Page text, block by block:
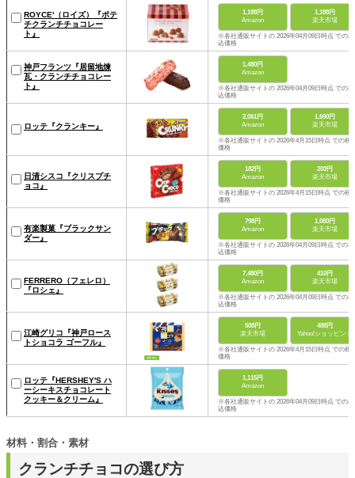
ROYCE'（ロイズ）『ポテ
チクランチチョコレー
ト』
1,188円
Amazon
1,188円
楽天市場
※各社通販サイトの 2026年04月09日時点 での税
込価格
神戸フランツ『居留地煉
瓦・クランチチョコレー
ト』
1,480円
Amazon
※各社通販サイトの 2026年04月09日時点 での税
込価格
ロッテ『クランキー』
2,061円
Amazon
1,690円
楽天市場
※各社通販サイトの 2026年4月15日時点 での税
価格
日清シスコ『クリスプチ
ョコ』
182円
Amazon
203円
楽天市場
※各社通販サイトの 2026年4月15日時点 での税
価格
有楽製菓『ブラックサン
ダー』
798円
Amazon
1,080円
楽天市場
※各社通販サイトの 2026年04月09日時点 での税
込価格
FERRERO（フェレロ）
『ロシェ』
7,480円
Amazon
410円
楽天市場
※各社通販サイトの 2026年04月09日時点 での税
込価格
江崎グリコ『神戸ロース
トショコラ ゴーフル』
508円
楽天市場
488円
Yahoo!ショッピング
※各社通販サイトの 2026年4月15日時点 での税
価格
ロッテ『HERSHEY'S ハ
ーシーキスチョコレート
クッキー＆クリーム』
1,115円
Amazon
※各社通販サイトの 2026年04月09日時点 での税
込価格
クランチチョコの選び方
材料・割合・素材